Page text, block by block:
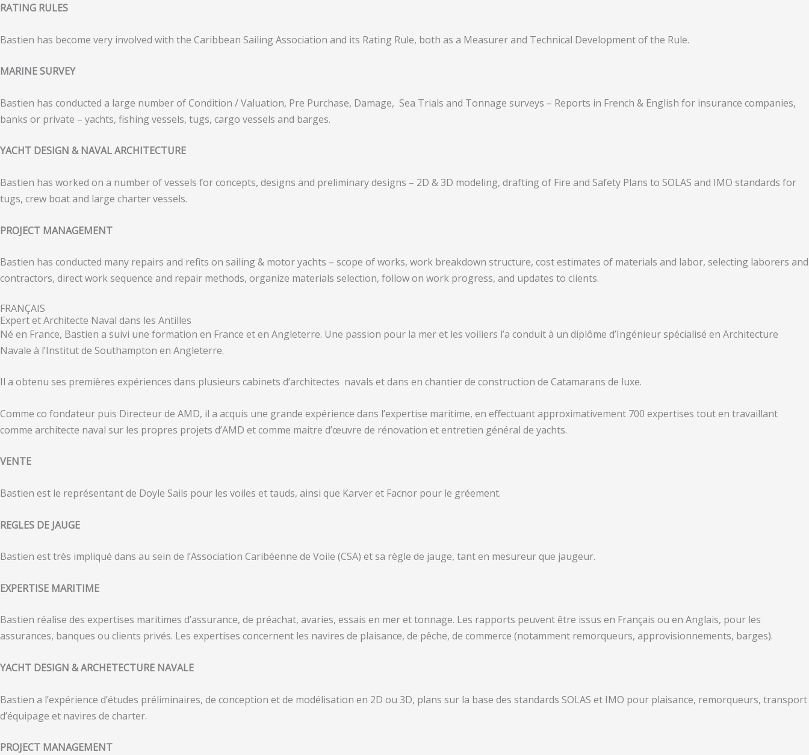
RATING RULES
Bastien has become very involved with the Caribbean Sailing Association and its Rating Rule, both as a Measurer and Technical Development of the Rule.
MARINE SURVEY
Bastien has conducted a large number of Condition / Valuation, Pre Purchase, Damage, Sea Trials and Tonnage surveys – Reports in French & English for insurance companies,
banks or private – yachts, fishing vessels, tugs, cargo vessels and barges.
YACHT DESIGN & NAVAL ARCHITECTURE
Bastien has worked on a number of vessels for concepts, designs and preliminary designs – 2D & 3D modeling, drafting of Fire and Safety Plans to SOLAS and IMO standards for
tugs, crew boat and large charter vessels.
PROJECT MANAGEMENT
Bastien has conducted many repairs and refits on sailing & motor yachts – scope of works, work breakdown structure, cost estimates of materials and labor, selecting laborers and
contractors, direct work sequence and repair methods, organize materials selection, follow on work progress, and updates to clients.
FRANÇAIS
Expert et Architecte Naval dans les Antilles
Né en France, Bastien a suivi une formation en France et en Angleterre. Une passion pour la mer et les voiliers l’a conduit à un diplôme d’Ingénieur spécialisé en Architecture
Navale à l’Institut de Southampton en Angleterre.
Il a obtenu ses premières expériences dans plusieurs cabinets d’architectes navals et dans en chantier de construction de Catamarans de luxe.
Comme co fondateur puis Directeur de AMD, il a acquis une grande expérience dans l’expertise maritime, en effectuant approximativement 700 expertises tout en travaillant
comme architecte naval sur les propres projets d’AMD et comme maitre d’œuvre de rénovation et entretien général de yachts.
VENTE
Bastien est le représentant de Doyle Sails pour les voiles et tauds, ainsi que Karver et Facnor pour le gréement.
REGLES DE JAUGE
Bastien est très impliqué dans au sein de l’Association Caribéenne de Voile (CSA) et sa règle de jauge, tant en mesureur que jaugeur.
EXPERTISE MARITIME
Bastien réalise des expertises maritimes d’assurance, de préachat, avaries, essais en mer et tonnage. Les rapports peuvent être issus en Français ou en Anglais, pour les
assurances, banques ou clients privés. Les expertises concernent les navires de plaisance, de pêche, de commerce (notamment remorqueurs, approvisionnements, barges).
YACHT DESIGN & ARCHETECTURE NAVALE
Bastien a l’expérience d’études préliminaires, de conception et de modélisation en 2D ou 3D, plans sur la base des standards SOLAS et IMO pour plaisance, remorqueurs, transport
d’équipage et navires de charter.
PROJECT MANAGEMENT